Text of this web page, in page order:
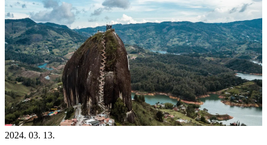
2024. 03. 13.